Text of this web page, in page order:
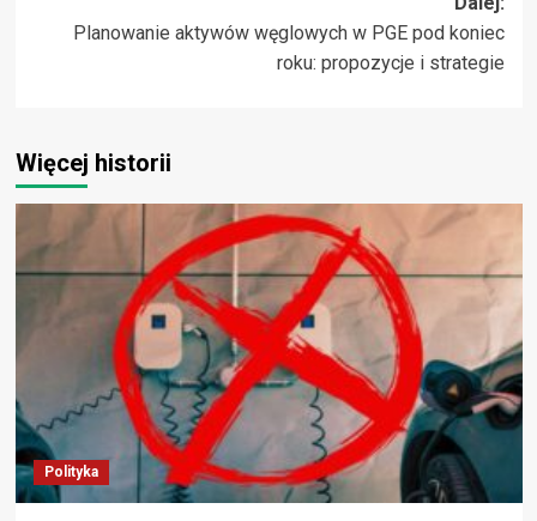
Planowanie aktywów węglowych w PGE pod koniec
roku: propozycje i strategie
Więcej historii
Polityka